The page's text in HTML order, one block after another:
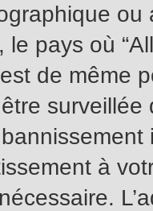
ou
le pays où
de même
surveillée
à